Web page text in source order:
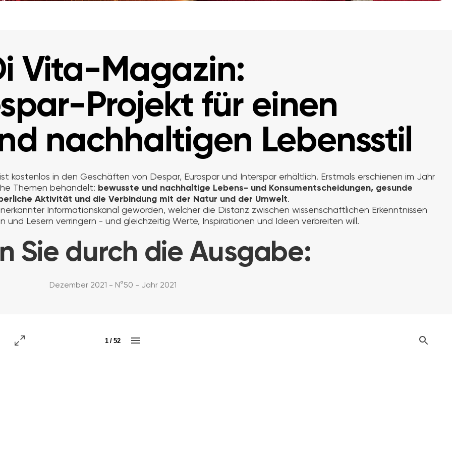
Vita-Magazin:
Projekt für einen
nachhaltigen Lebensstil
kostenlos in den Geschäften von Despar, Eurospar und Interspar erhältlich. Erstmals erschienen im Jahr
Themen behandelt: bewusste und nachhaltige Lebens- und Konsumentscheidungen, gesunde
Aktivität und die Verbindung mit der Natur und der Umwelt.
Informationskanal geworden, welcher die Distanz zwischen wissenschaftlichen Erkenntnissen
und Lesern verringern - und gleichzeitig Werte, Inspirationen und Ideen verbreiten will.
Sie durch die Ausgabe:
Dezember 2021 - N°50 - Jahr 2021